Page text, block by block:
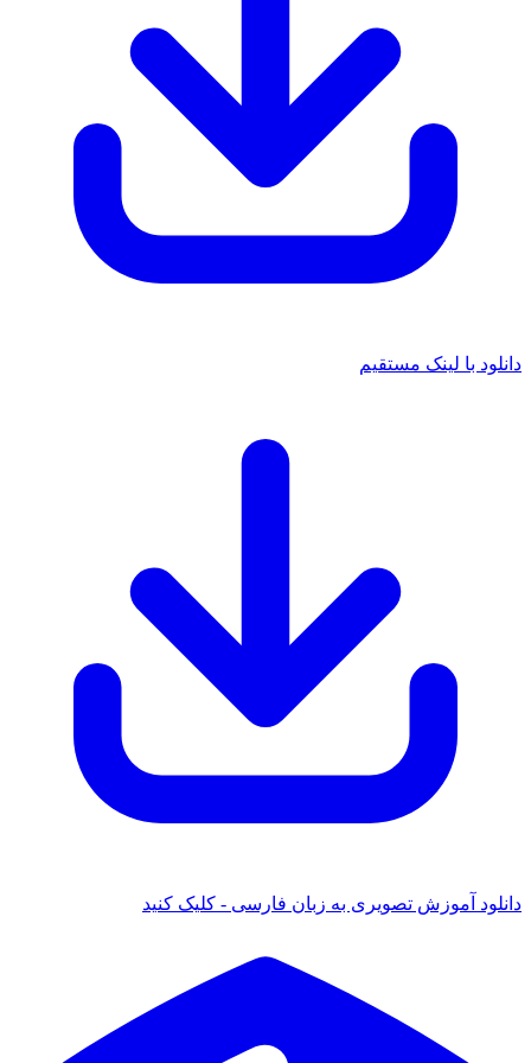
با لینک مستقیم
آموزش تصویری به زبان فارسی - کلیک کنید